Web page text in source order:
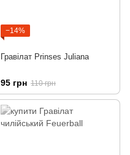
−14%
Гравілат Prinses Juliana
95 грн 110 грн